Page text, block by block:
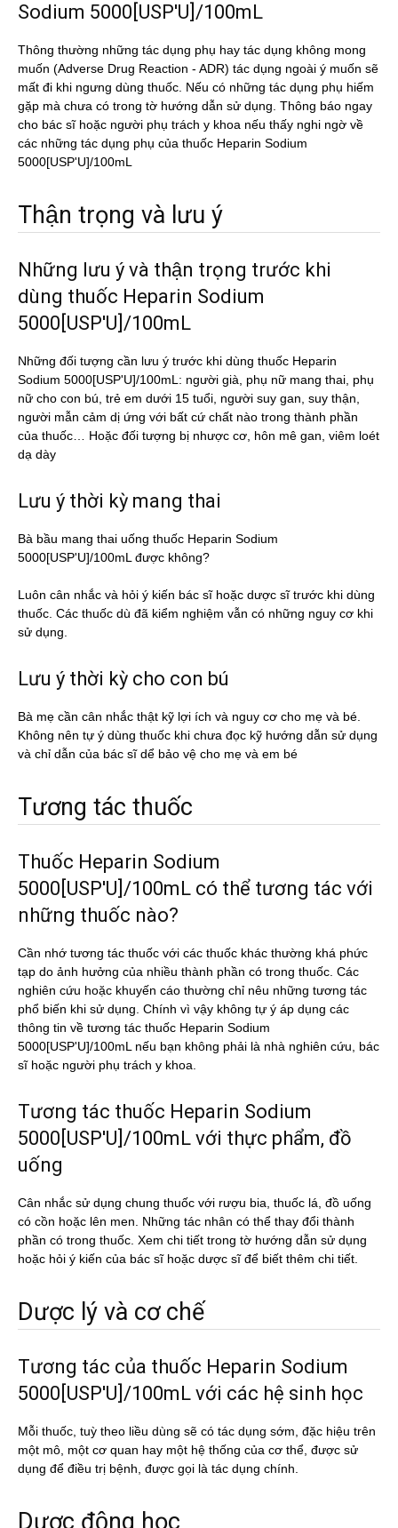
Sodium 5000[USP'U]/100mL
Thông thường những tác dụng phụ hay tác dụng không mong
muốn (Adverse Drug Reaction - ADR) tác dụng ngoài ý muốn sẽ
mất đi khi ngưng dùng thuốc. Nếu có những tác dụng phụ hiếm
gặp mà chưa có trong tờ hướng dẫn sử dụng. Thông báo ngay
cho bác sĩ hoặc người phụ trách y khoa nếu thấy nghi ngờ về
các những tác dụng phụ của thuốc Heparin Sodium
5000[USP'U]/100mL
Thận trọng và lưu ý
Những lưu ý và thận trọng trước khi
dùng thuốc Heparin Sodium
5000[USP'U]/100mL
Những đối tượng cần lưu ý trước khi dùng thuốc Heparin
Sodium 5000[USP'U]/100mL: người già, phụ nữ mang thai, phụ
nữ cho con bú, trẻ em dưới 15 tuổi, người suy gan, suy thận,
người mẫn cảm dị ứng với bất cứ chất nào trong thành phần
của thuốc… Hoặc đối tượng bị nhược cơ, hôn mê gan, viêm loét
dạ dày
Lưu ý thời kỳ mang thai
Bà bầu mang thai uống thuốc Heparin Sodium
5000[USP'U]/100mL được không?
Luôn cân nhắc và hỏi ý kiến bác sĩ hoặc dược sĩ trước khi dùng
thuốc. Các thuốc dù đã kiểm nghiệm vẫn có những nguy cơ khi
sử dụng.
Lưu ý thời kỳ cho con bú
Bà mẹ cần cân nhắc thật kỹ lợi ích và nguy cơ cho mẹ và bé.
Không nên tự ý dùng thuốc khi chưa đọc kỹ hướng dẫn sử dụng
và chỉ dẫn của bác sĩ dể bảo vệ cho mẹ và em bé
Tương tác thuốc
Thuốc Heparin Sodium
5000[USP'U]/100mL có thể tương tác với
những thuốc nào?
Cần nhớ tương tác thuốc với các thuốc khác thường khá phức
tạp do ảnh hưởng của nhiều thành phần có trong thuốc. Các
nghiên cứu hoặc khuyến cáo thường chỉ nêu những tương tác
phổ biến khi sử dụng. Chính vì vậy không tự ý áp dụng các
thông tin về tương tác thuốc Heparin Sodium
5000[USP'U]/100mL nếu bạn không phải là nhà nghiên cứu, bác
sĩ hoặc người phụ trách y khoa.
Tương tác thuốc Heparin Sodium
5000[USP'U]/100mL với thực phẩm, đồ
uống
Cân nhắc sử dụng chung thuốc với rượu bia, thuốc lá, đồ uống
có cồn hoặc lên men. Những tác nhân có thể thay đổi thành
phần có trong thuốc. Xem chi tiết trong tờ hướng dẫn sử dụng
hoặc hỏi ý kiến của bác sĩ hoặc dược sĩ để biết thêm chi tiết.
Dược lý và cơ chế
Tương tác của thuốc Heparin Sodium
5000[USP'U]/100mL với các hệ sinh học
Mỗi thuốc, tuỳ theo liều dùng sẽ có tác dụng sớm, đặc hiệu trên
một mô, một cơ quan hay một hệ thống của cơ thể, được sử
dụng để điều trị bệnh, được gọi là tác dụng chính.
Dược động học